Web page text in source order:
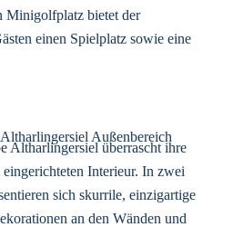
Minigolfplatz bietet der
einen Spielplatz sowie eine
Altharlingersiel überrascht ihre
Interieur. In zwei
sich skurrile, einzigartige
an den Wänden und